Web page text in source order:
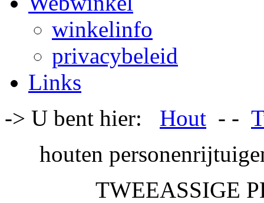
winkelinfo
privacybeleid
Links
-> U bent hier: Hout - -
houten
TWEEASSIGE